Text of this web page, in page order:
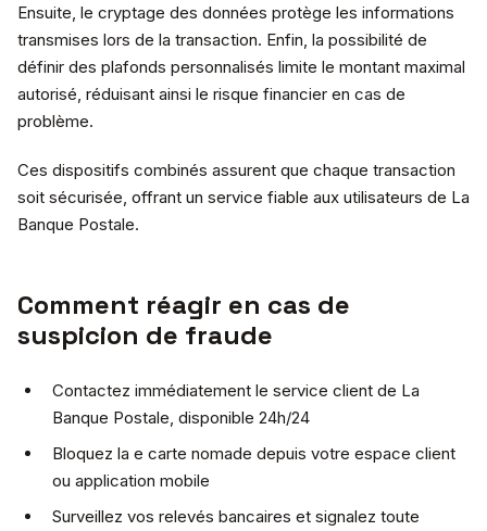
Ensuite, le cryptage des données protège les informations
transmises lors de la transaction. Enfin, la possibilité de
définir des plafonds personnalisés limite le montant maximal
autorisé, réduisant ainsi le risque financier en cas de
problème.
Ces dispositifs combinés assurent que chaque transaction
soit sécurisée, offrant un service fiable aux utilisateurs de La
Banque Postale.
Comment réagir en cas de
suspicion de fraude
Contactez immédiatement le service client de La
Banque Postale, disponible 24h/24
Bloquez la e carte nomade depuis votre espace client
ou application mobile
Surveillez vos relevés bancaires et signalez toute